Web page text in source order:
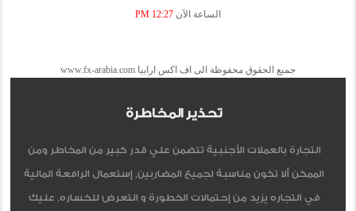
الساعة الآن 12:27 PM
جميع الحقوق محفوظة الى اف اكس ارابيا www.fx-arabia.com
تحذير المخاطرة
التجارة بالعملات الأجنبية تتضمن علي قدر كبير من المخاطر ومن
الممكن ألا تكون مناسبة لجميع المضاربين, إستعمال الرافعة المالية
في التجاره يزيد من إحتمالات الخطورة و التعرض للخساره, عليك